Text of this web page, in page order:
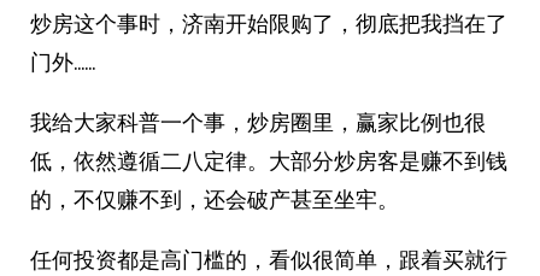
炒房这个事时，济南开始限购了，彻底把我挡在了
门外……
我给大家科普一个事，炒房圈里，赢家比例也很
低，依然遵循二八定律。大部分炒房客是赚不到钱
的，不仅赚不到，还会破产甚至坐牢。
任何投资都是高门槛的，看似很简单，跟着买就行